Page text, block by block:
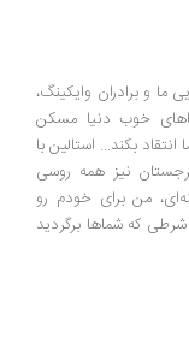
وایکینگ،
دنیا مسکن
استالین با
نیز همه روسی
برای خودم رو
شماها برگردید